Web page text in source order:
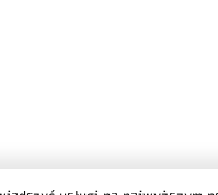
prawa zastrzeżone